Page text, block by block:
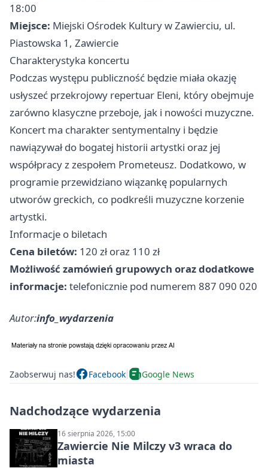
18:00
Miejsce: Miejski Ośrodek Kultury w Zawierciu, ul.
Piastowska 1, Zawiercie
Charakterystyka koncertu
Podczas występu publiczność będzie miała okazję
usłyszeć przekrojowy repertuar Eleni, który obejmuje
zarówno klasyczne przeboje, jak i nowości muzyczne.
Koncert ma charakter sentymentalny i będzie
nawiązywał do bogatej historii artystki oraz jej
współpracy z zespołem Prometeusz. Dodatkowo, w
programie przewidziano wiązankę popularnych
utworów greckich, co podkreśli muzyczne korzenie
artystki.
Informacje o biletach
Cena biletów: 120 zł oraz 110 zł
Możliwość zamówień grupowych oraz dodatkowe
informacje: telefonicznie pod numerem 887 090 020
Autor:info_wydarzenia
Zaobserwuj nas! Facebook Google News
Nadchodzące wydarzenia
16 sierpnia 2026, 15:00
Zawiercie Nie Milczy v3 wraca do
miasta